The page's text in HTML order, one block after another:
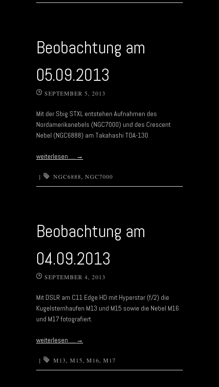
Beobachtung am
05.09.2013
SEPTEMBER 5, 2013
Mit der Sbig STXL entstehen Aufnahmen des
Nordamerikanebels (NGC7000) und des Crescent
Nebel (NGC6888) am Takahashi TOA-130.
weiterlesen … →
| NGC6888, NGC7000
Beobachtung am
04.09.2013
SEPTEMBER 4, 2013
Mit DSLR am C11 Edge HD mit Hyperstar (f/2) die
Kugelsternhaufen M13 und M15 sowie die Nebel M16
und M17 fotografiert.
weiterlesen … →
| M13, M15, M16, M17